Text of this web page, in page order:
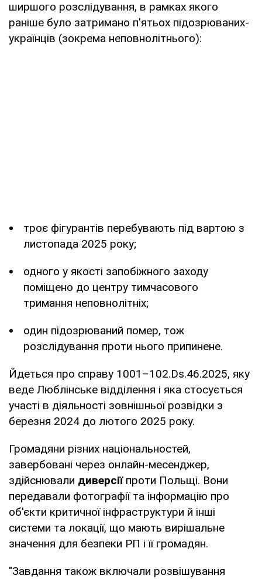
ширшого розслідування, в рамках якого
раніше було затримано п'ятьох підозрюваних-
українців (зокрема неповнолітнього):
троє фігурантів перебувають під вартою з
листопада 2025 року;
одного у якості запобіжного заходу
поміщено до центру тимчасового
тримання неповнолітніх;
один підозрюваний помер, тож
розслідування проти нього припинене.
Йдеться про справу 1001–102.Ds.46.2025, яку
веде Люблінське відділення і яка стосується
участі в діяльності зовнішньої розвідки з
березня 2024 до лютого 2025 року.
Громадяни різних національностей,
завербовані через онлайн-месенджер,
здійснювали диверсії проти Польщі. Вони
передавали фотографії та інформацію про
об'єкти критичної інфраструктури й інші
системи та локації, що мають вирішальне
значення для безпеки РП і її громадян.
"Завдання також включали розвішування